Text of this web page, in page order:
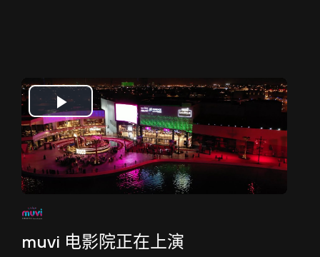
muvi 电影院正在上演
Play
Video